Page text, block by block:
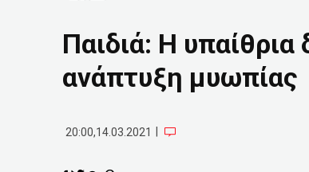
Παιδιά: Η
ανάπτυξη μυωπίας
20:00,14.03.2021